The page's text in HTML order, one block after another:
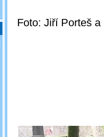
Foto: Jiří Porteš